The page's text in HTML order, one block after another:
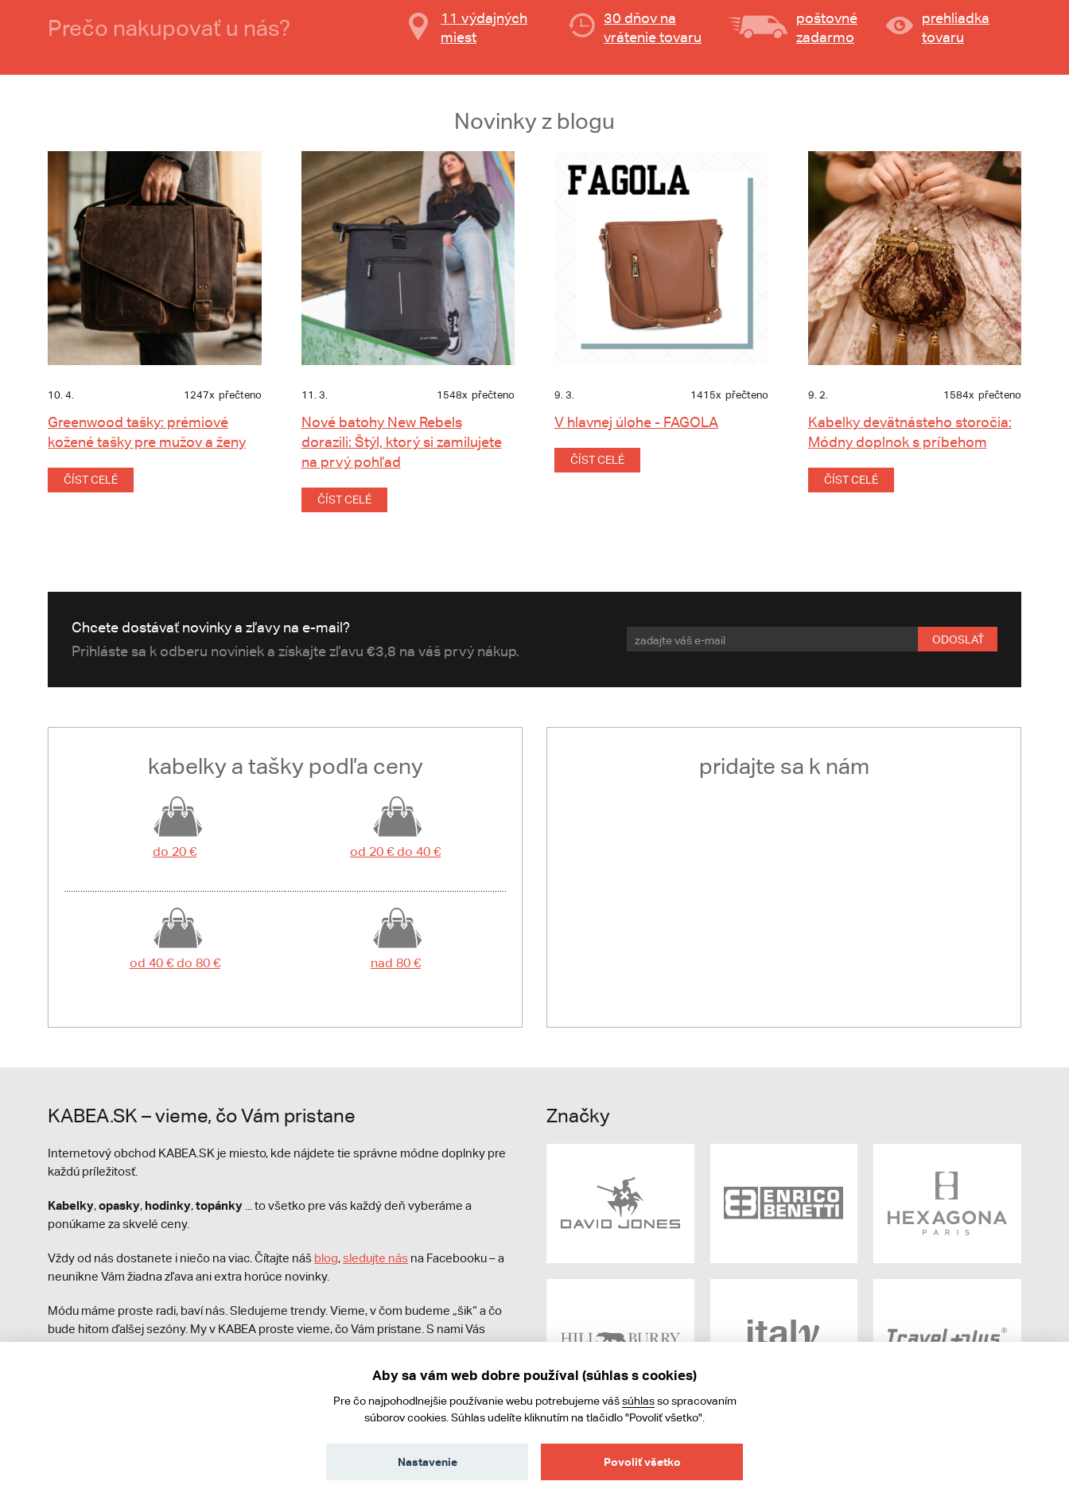
Prečo nakupovať u nás?
11 výdajných
miest
30 dňov na
vrátenie tovaru
poštovné
zadarmo
prehliadka
tovaru
Novinky z blogu
10. 4. 1247x přečteno
Greenwood tašky: prémiové
kožené tašky pre mužov a ženy
ČÍST CELÉ
11. 3. 1548x přečteno
Nové batohy New Rebels
dorazili: Štýl, ktorý si zamilujete
na prvý pohľad
ČÍST CELÉ
9. 3. 1415x přečteno
V hlavnej úlohe - FAGOLA
ČÍST CELÉ
9. 2. 1584x přečteno
Kabelky devätnásteho storočia:
Módny doplnok s príbehom
ČÍST CELÉ
Chcete dostávať novinky a zľavy na e-mail?
Prihláste sa k odberu noviniek a získajte zľavu €3,8 na váš prvý nákup.
ODOSLAŤ
kabelky a tašky podľa ceny
do 20 € od 20 € do 40 €
od 40 € do 80 € nad 80 €
pridajte sa k nám
KABEA.SK – vieme, čo Vám pristane
Internetový obchod KABEA.SK je miesto, kde nájdete tie správne módne doplnky pre
každú príležitosť.
Kabelky,opasky, hodinky,topánky ... to všetko pre vás každý deň vyberáme a
ponúkame za skvelé ceny.
Vždy od nás dostanete i niečo na viac. Čítajte náš blog,sledujte nás na Facebooku – a
neunikne Vám žiadna zľava ani extra horúce novinky.
Módu máme proste radi, baví nás. Sledujeme trendy. Vieme, v čom budeme „šik“ a čo
bude hitom ďalšej sezóny. My v KABEA proste vieme, čo Vám pristane. S nami Vás
Značky
Aby sa vám web dobre používal (súhlas s cookies)
Pre čo najpohodlnejšie používanie webu potrebujeme vášsúhlasso spracovaním
súborov cookies. Súhlas udelíte kliknutím na tlačidlo "Povoliť všetko".
Povoliť všetko
Nastavenie